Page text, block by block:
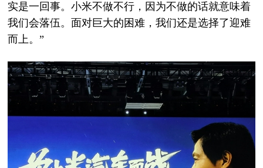
实是一回事。小米不做不行，因为不做的话就意味着
我们会落伍。面对巨大的困难，我们还是选择了迎难
而上。”